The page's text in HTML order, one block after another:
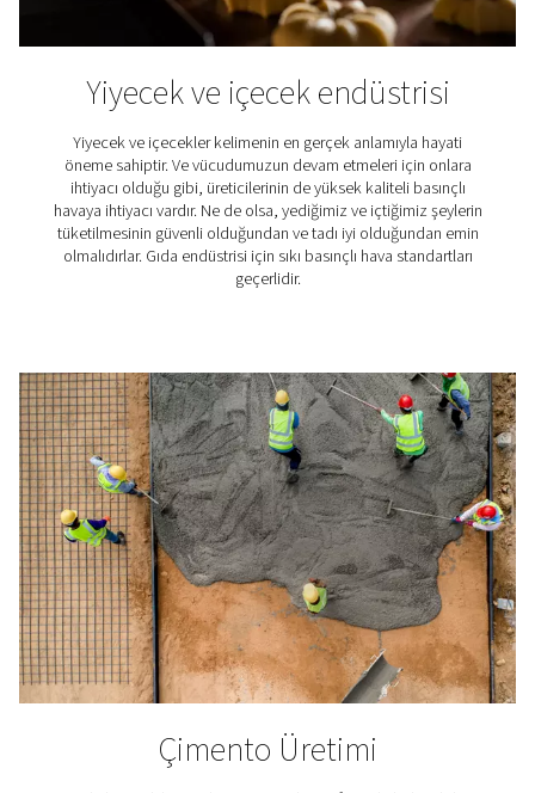
İlaç sektörü en çok düzenlenmiş endüstriler
sebepten dolayı. Farmasötik tesislerde üretilen
hafifletebilir ve hayat kurtarabilir. Bununla birlikte,
üretimlerinin sıkı kalite standartlarını karşılaması
çok temiz basınçlı hava ile başlar.
Yiyecek ve içecek
Yiyecek ve içecekler kelimenin en gerçek anlamıyla
öneme sahiptir. Ve vücudumuzun devam etmeleri